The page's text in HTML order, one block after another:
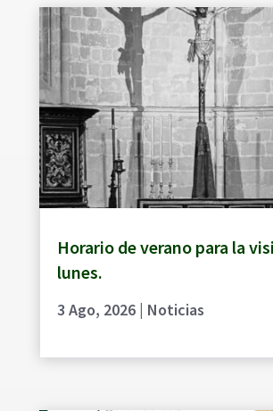
Horario de verano para la
lunes.
3 Ago, 2026| Noticias